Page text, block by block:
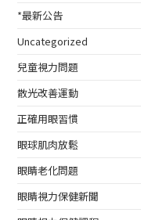
*最新公告
Uncategorized
兒童視力問題
散光改善運動
正確用眼習慣
眼球肌肉放鬆
眼睛老化問題
眼睛視力保健新聞